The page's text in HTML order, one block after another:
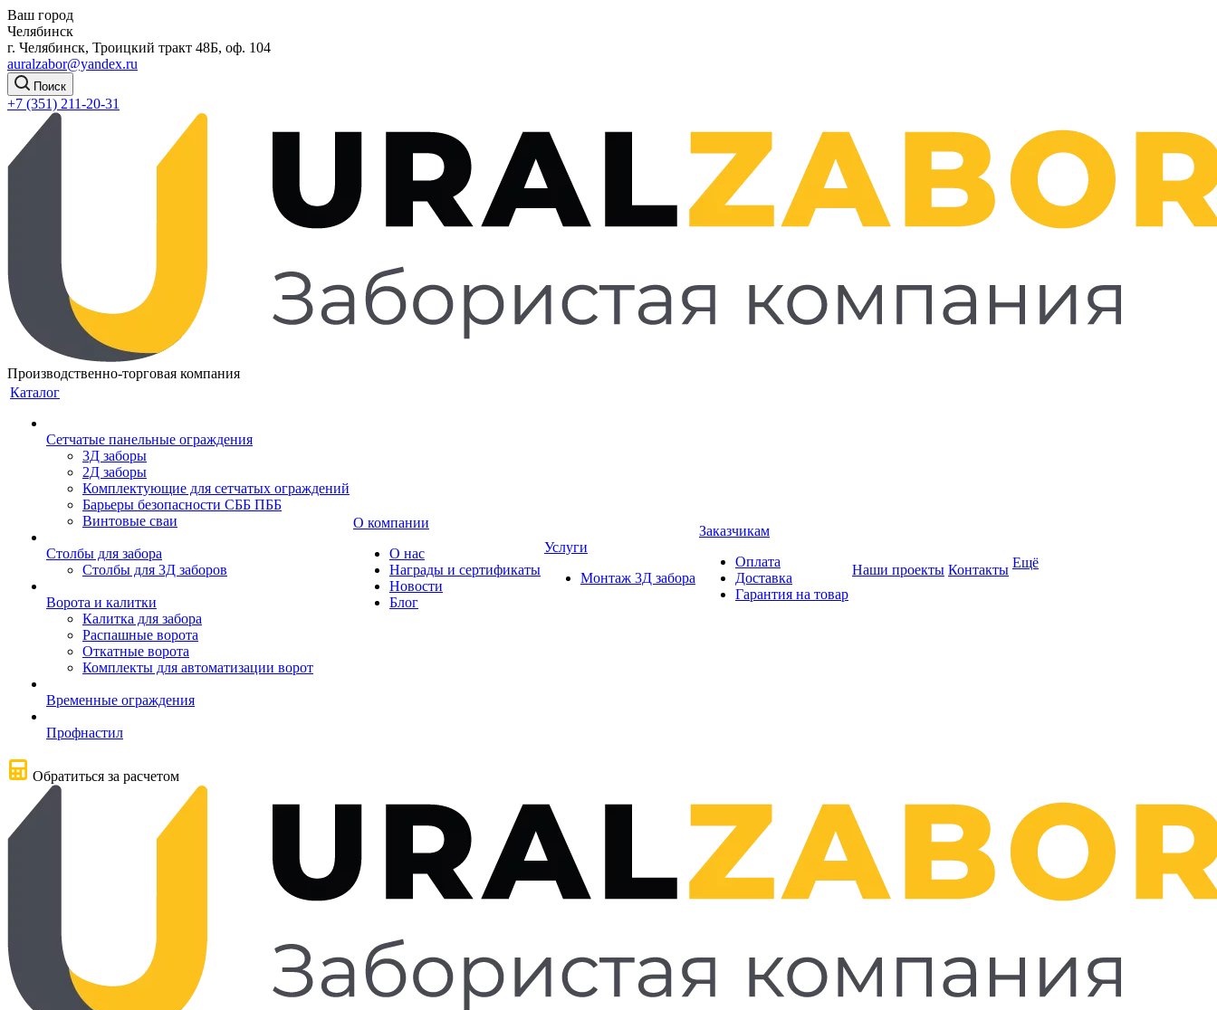
Ваш город
Челябинск
г. Челябинск, Троицкий тракт 48Б, оф. 104
auralzabor@yandex.ru
Поиск
+7 (351) 211-20-31
Производственно-торговая компания
Каталог
Сетчатые панельные ограждения
3Д заборы
2Д заборы
Комплектующие для сетчатых ограждений
Барьеры безопасности СББ ПББ
Винтовые сваи
Столбы для забора
Столбы для 3Д заборов
Ворота и калитки
Калитка для забора
Распашные ворота
Откатные ворота
Комплекты для автоматизации ворот
Временные ограждения
Профнастил
О компании
О нас
Награды и сертификаты
Новости
Блог
Услуги
Монтаж 3Д забора
Заказчикам
Оплата
Доставка
Гарантия на товар
Наши проекты Контакты Ещё
Обратиться за расчетом